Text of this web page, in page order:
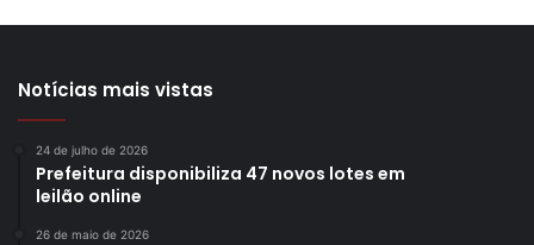
Notícias mais vistas
24 de julho de 2026
Prefeitura disponibiliza 47 novos lotes em
leilão online
26 de maio de 2026